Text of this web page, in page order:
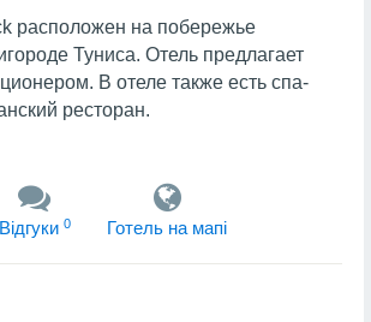
расположен на побережье
Туниса. Отель предлагает
В отеле также есть спа-
ресторан.
Вiдгуки 0 Готель на мапi